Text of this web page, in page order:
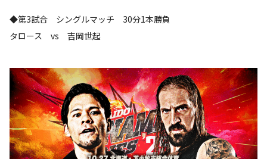
◆第3試合 シングルマッチ 30分1本勝負
タロース vs 吉岡世起